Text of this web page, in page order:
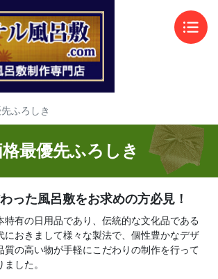
ふろしき
最優先ふろしき
った風呂敷をお求めの方必見！
特有の日用品であり、伝統的な文化品である
におきまして様々な製法で、個性豊かなデザ
質の高い物が手軽にこだわりの制作を行って
した。